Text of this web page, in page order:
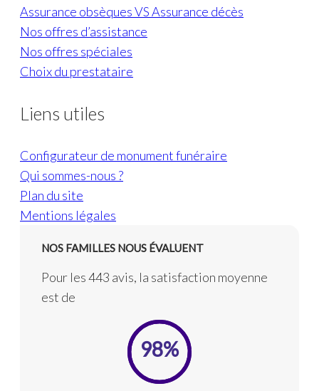
Assurance obsèques VS Assurance décès
Nos offres d’assistance
Nos offres spéciales
Choix du prestataire
Liens utiles
Configurateur de monument funéraire
Qui sommes-nous ?
Plan du site
Mentions légales
NOS FAMILLES NOUS ÉVALUENT
Pour les 443 avis, la satisfaction moyenne
est de
98%